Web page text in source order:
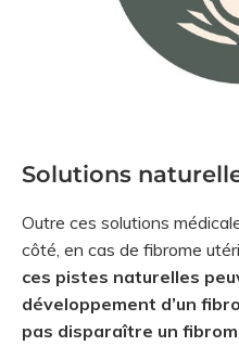
Solutions
Outre ces solutions
côté, en cas de fibrome
ces pistes naturelles
développement d’un
pas disparaître un